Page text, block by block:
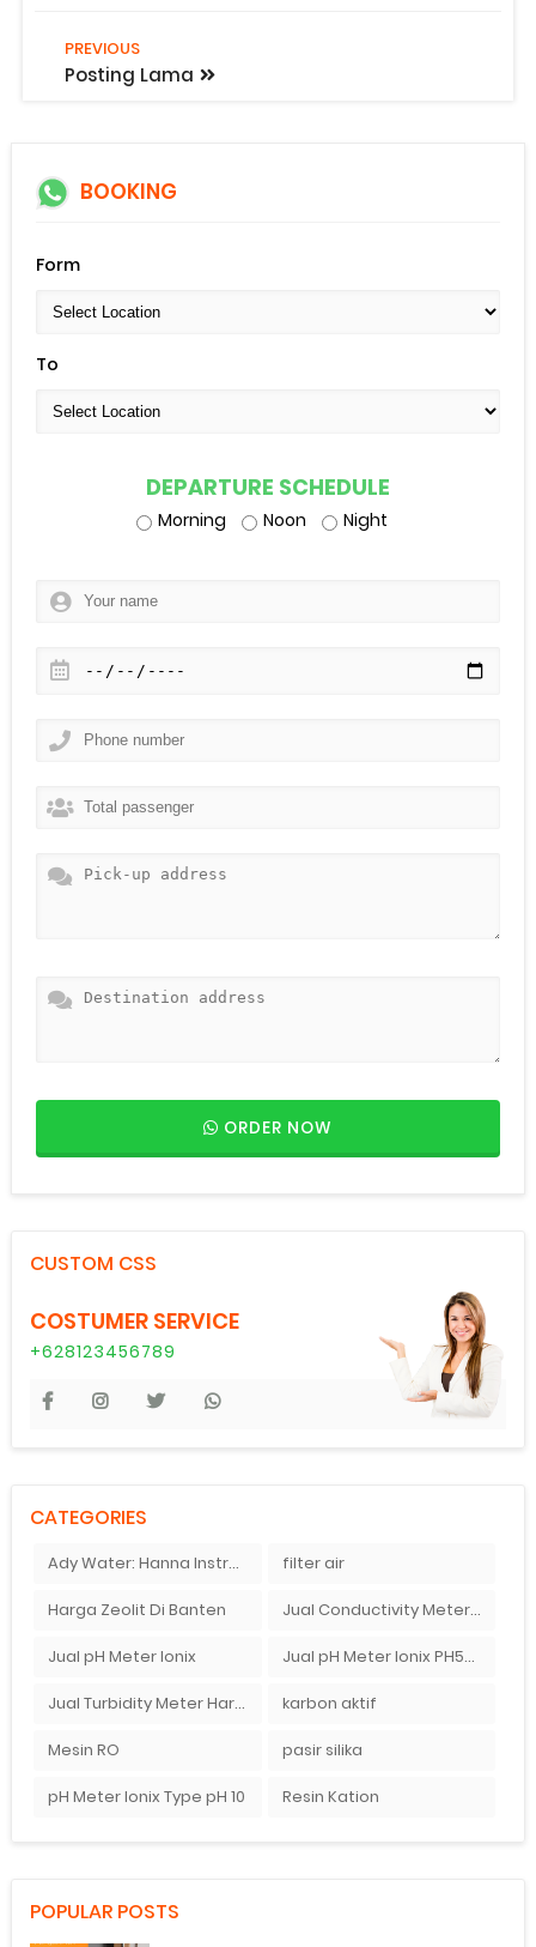
PREVIOUS
Posting Lama
BOOKING
Form
To
DEPARTURE SCHEDULE
Morning Noon Night
ORDER NOW
CUSTOM CSS
COSTUMER SERVICE
+628123456789
CATEGORIES
Ady Water: Hanna Instruments HI9126 filter air
Harga Zeolit Di Banten Jual Conductivity Meter Di Jakarta Pusat
Jual pH Meter Ionix Jual pH Meter Ionix PH50 Di Ady Water Bandung
Jual Turbidity Meter Harga Murah karbon aktif
Mesin RO pasir silika
pH Meter Ionix Type pH 10 Resin Kation
POPULAR POSTS